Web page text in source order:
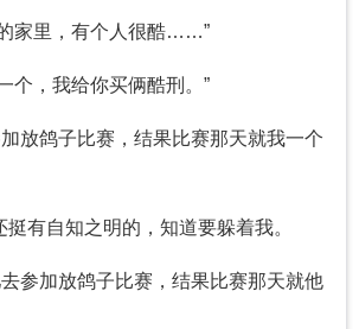
家里，有个人很酷……”
个，我给你买俩酷刑。”
放鸽子比赛，结果比赛那天就我一个
有自知之明的，知道要躲着我。
参加放鸽子比赛，结果比赛那天就他